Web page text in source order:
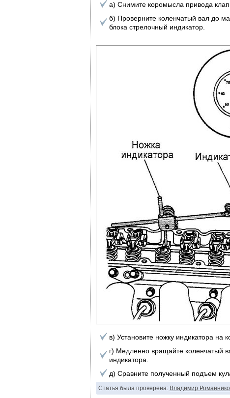
а) Снимите коромысла привода
б) Проверните коленчатый вал до
блока стрелочный индикатор.
в) Установите ножку индикатора на
г) Медленно вращайте коленчатый
индикатора.
д) Сравните полученный подъем
Статья была проверена: Владимир